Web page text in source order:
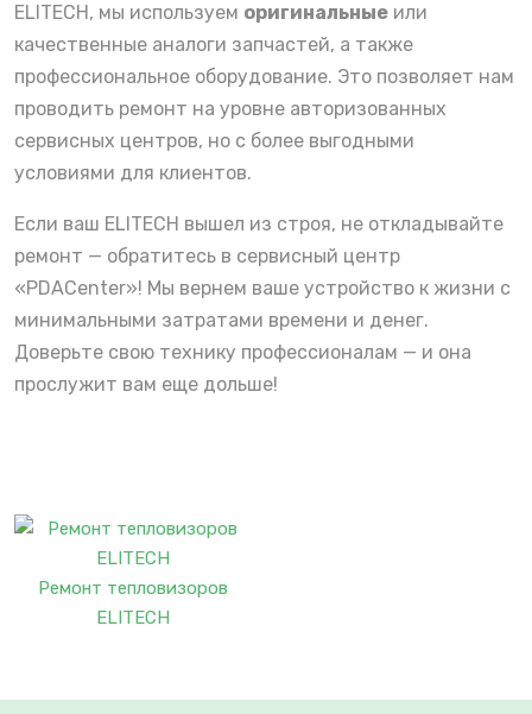
ELITECH, мы используем оригинальные или
качественные аналоги запчастей, а также
профессиональное оборудование. Это позволяет нам
проводить ремонт на уровне авторизованных
сервисных центров, но с более выгодными
условиями для клиентов.
Если ваш ELITECH вышел из строя, не откладывайте
ремонт — обратитесь в сервисный центр
«PDACenter»! Мы вернем ваше устройство к жизни с
минимальными затратами времени и денег.
Доверьте свою технику профессионалам — и она
прослужит вам еще дольше!
Ремонт тепловизоров
ELITECH